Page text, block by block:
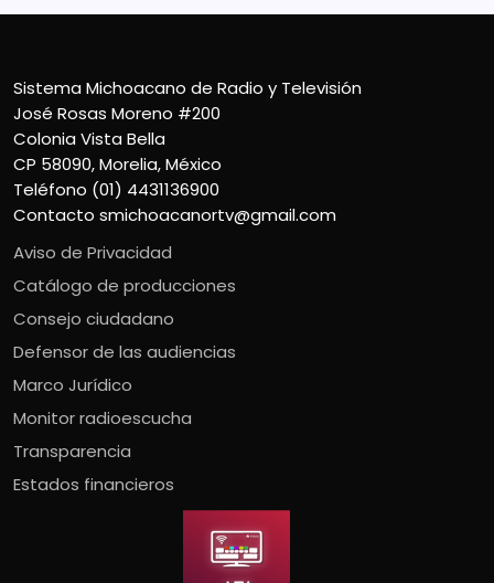
Sistema Michoacano de Radio y Televisión
José Rosas Moreno #200
Colonia Vista Bella
CP 58090, Morelia, México
Teléfono (01) 4431136900
Contacto smichoacanortv@gmail.com
Aviso de Privacidad
Catálogo de producciones
Consejo ciudadano
Defensor de las audiencias
Marco Jurídico
Monitor radioescucha
Transparencia
Estados financieros